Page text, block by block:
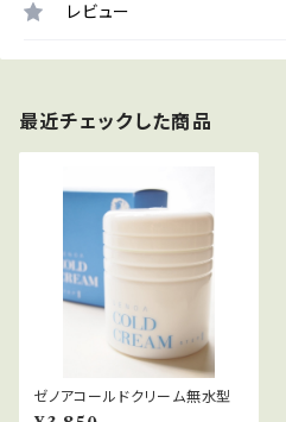
レビュー
最近チェックした商品
ゼノアコールドクリーム無水型